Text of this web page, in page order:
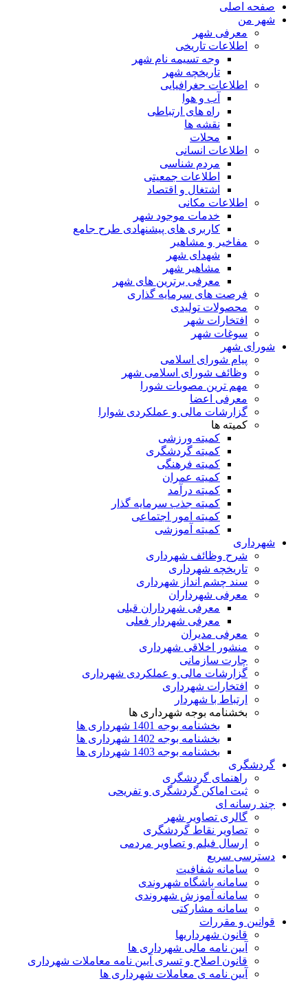
صفحه اصلی
شهر من
معرفی شهر
اطلاعات تاریخی
وجه تسیمه نام شهر
تاریخچه شهر
اطلاعات جغرافیایی
آب و هوا
راه های ارتباطی
نقشه ها
محلات
اطلاعات انسانی
مردم شناسی
اطلاعات جمعیتی
اشتغال و اقتصاد
اطلاعات مکانی
خدمات موجود شهر
کاربری های پیشنهادی طرح جامع
مفاخیر و مشاهیر
شهدای شهر
مشاهیر شهر
معرفی برترین های شهر
فرصت های سرمایه گذاری
محصولات تولیدی
افتخارات شهر
سوغات شهر
شورای شهر
پیام شورای اسلامی
وظائف شورای اسلامی شهر
مهم ترین مصوبات شورا
معرفی اعضا
گزارشات مالی و عملکردی شوارا
کمیته ها
کمیته ورزشی
کمیته گردشگری
کمیته فرهنگی
کمیته عمران
کمیته درآمد
کمیته جذب سرمایه گذار
کمیته امور اجتماعی
کمیته آموزشی
شهرداری
شرح وظائف شهرداری
تاریخچه شهرداری
سند چشم انداز شهرداری
معرفی شهرداران
معرفی شهرداران قبلی
معرفی شهردار فعلی
معرفی مدیران
منشور اخلاقی شهرداری
چارت سازمانی
گزارشات مالی و عملکردی شهرداری
افتخارات شهرداری
ارتباط با شهردار
بخشنامه بوجه شهرداری ها
بخشنامه بوجه 1401 شهرداری ها
بخشنامه بوجه 1402 شهرداری ها
بخشنامه بوجه 1403 شهرداری ها
گردشگری
راهنمای گردشگری
ثبت اماکن گردشگری و تفریحی
چند رسانه ای
گالری تصاویر شهر
تصاویر نقاط گردشگری
ارسال فیلم و تصاویر مردمی
دسترسی سریع
سامانه شفافیت
سامانه باشگاه شهروندی
سامانه آموزش شهروندی
سامانه مشارکتی
قوانین و مقررات
قانون شهرداریها
آیین نامه مالی شهرداری ها
قانون اصلاح و تسری آیین نامه معاملات شهرداری
آیین نامه ی معاملات شهرداری ها